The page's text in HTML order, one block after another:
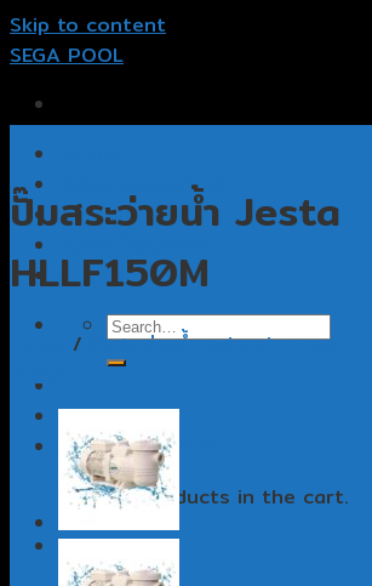
Skip to content
SEGA POOL
รับออกแบบสระว่ายน้ำ
รับสร้างสระว่ายน้ำ
ติดต่อเรา
Cart /฿0.00
No products in the cart.
0
ปั๊มสระว่ายน้ำ Jesta
HLLF150M
/ ปั๊มสระว่ายน้ำ swimming pool